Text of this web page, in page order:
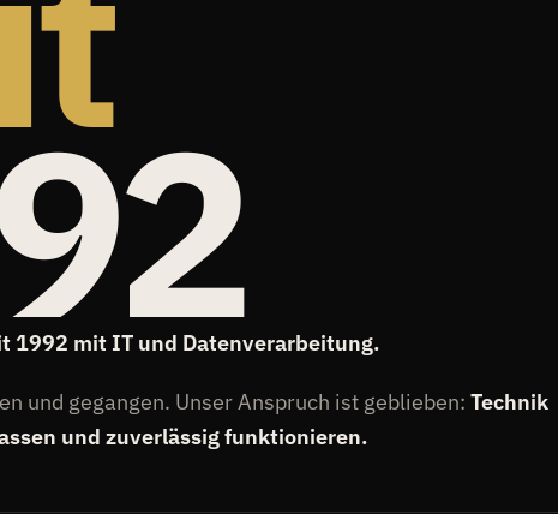
1992 mit IT und Datenverarbeitung.
und gegangen. Unser Anspruch ist geblieben:Technik
und zuverlässig funktionieren.